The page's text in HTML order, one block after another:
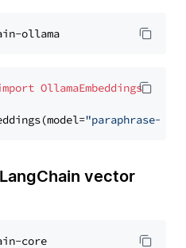
OllamaEmbeddings
"paraphrase-
vector